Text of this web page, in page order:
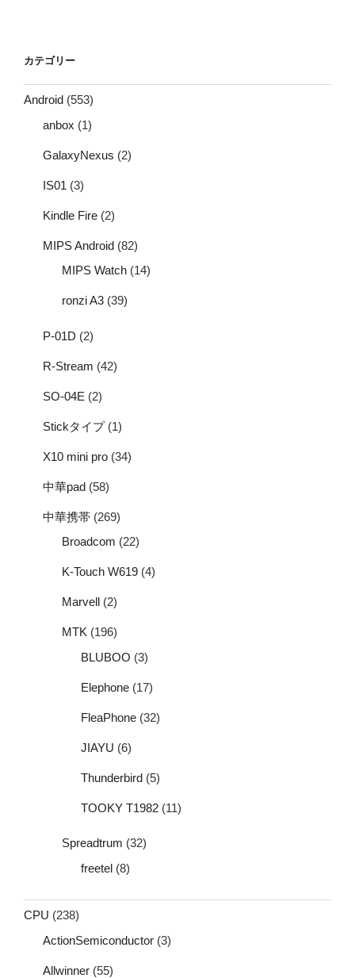
カテゴリー
Android (553)
anbox (1)
GalaxyNexus (2)
IS01 (3)
Kindle Fire (2)
MIPS Android (82)
MIPS Watch (14)
ronzi A3 (39)
P-01D (2)
R-Stream (42)
SO-04E (2)
Stickタイプ(1)
X10 mini pro (34)
中華pad (58)
中華携帯 (269)
Broadcom (22)
K-Touch W619 (4)
Marvell (2)
MTK (196)
BLUBOO (3)
Elephone (17)
FleaPhone (32)
JIAYU (6)
Thunderbird (5)
TOOKY T1982 (11)
Spreadtrum (32)
freetel (8)
CPU (238)
ActionSemiconductor (3)
Allwinner (55)